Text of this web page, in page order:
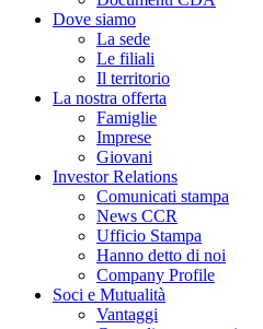
Dove siamo
La sede
Le filiali
Il territorio
La nostra offerta
Famiglie
Imprese
Giovani
Investor Relations
Comunicati stampa
News CCR
Ufficio Stampa
Hanno detto di noi
Company Profile
Soci e Mutualità
Vantaggi